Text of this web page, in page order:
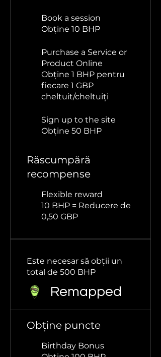
Book a session
Obține 10 BHP
Purchase a Service or
Product Online
Obține 1 BHP pentru
fiecare 1 GBP
cheltuit/cheltuiți
Sign up to the site
Obține 50 BHP
Răscumpără
recompense
Flexible reward
10 BHP = Reducere de
0,50 GBP
Remapped
Este necesar să obții un
total de 500 BHP
Obține puncte
Birthday Bonus